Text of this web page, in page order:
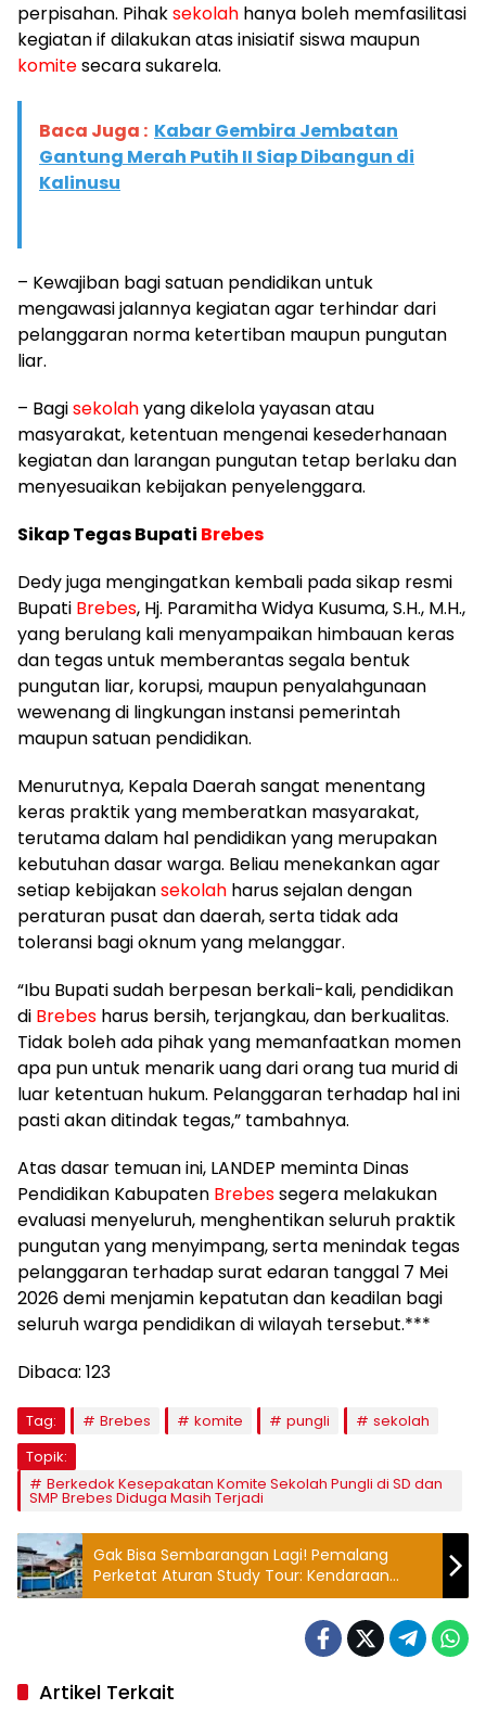
perpisahan. Pihaksekolah hanya boleh memfasilitasi
kegiatan if dilakukan atas inisiatif siswa maupun
komitesecara sukarela.
Baca Juga : Kabar Gembira Jembatan
Gantung Merah Putih II Siap Dibangun di
Kalinusu
– Kewajiban bagi satuan pendidikan untuk
mengawasi jalannya kegiatan agar terhindar dari
pelanggaran norma ketertiban maupun pungutan
liar.
– Bagisekolahyang dikelola yayasan atau
masyarakat, ketentuan mengenai kesederhanaan
kegiatan dan larangan pungutan tetap berlaku dan
menyesuaikan kebijakan penyelenggara.
Sikap Tegas Bupati Brebes
Dedy juga mengingatkan kembali pada sikap resmi
Bupati Brebes, Hj. Paramitha Widya Kusuma, S.H., M.H.,
yang berulang kali menyampaikan himbauan keras
dan tegas untuk memberantas segala bentuk
pungutan liar, korupsi, maupun penyalahgunaan
wewenang di lingkungan instansi pemerintah
maupun satuan pendidikan.
Menurutnya, Kepala Daerah sangat menentang
keras praktik yang memberatkan masyarakat,
terutama dalam hal pendidikan yang merupakan
kebutuhan dasar warga. Beliau menekankan agar
setiap kebijakansekolah harus sejalan dengan
peraturan pusat dan daerah, serta tidak ada
toleransi bagi oknum yang melanggar.
“Ibu Bupati sudah berpesan berkali-kali, pendidikan
di Brebes harus bersih, terjangkau, dan berkualitas.
Tidak boleh ada pihak yang memanfaatkan momen
apa pun untuk menarik uang dari orang tua murid di
luar ketentuan hukum. Pelanggaran terhadap hal ini
pasti akan ditindak tegas,” tambahnya.
Atas dasar temuan ini, LANDEP meminta Dinas
Pendidikan Kabupaten Brebessegera melakukan
evaluasi menyeluruh, menghentikan seluruh praktik
pungutan yang menyimpang, serta menindak tegas
pelanggaran terhadap surat edaran tanggal 7 Mei
2026 demi menjamin kepatutan dan keadilan bagi
seluruh warga pendidikan di wilayah tersebut.***
Dibaca: 123
Tag: Brebes komite pungli
sekolah
Topik:
Berkedok Kesepakatan Komite Sekolah Pungli di SD dan
SMP Brebes Diduga Masih Terjadi
Gak Bisa Sembarangan Lagi! Pemalang
Perketat Aturan Study Tour: Kendaraan
Wajib Lulus Uji KIR dan Tanpa Paksaan Biaya
Artikel Terkait